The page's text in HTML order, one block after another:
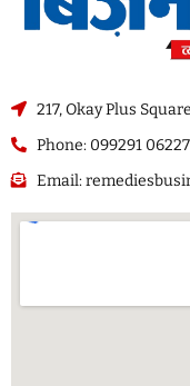
217, Okay Plus
Phone: 099291 06227
Email: